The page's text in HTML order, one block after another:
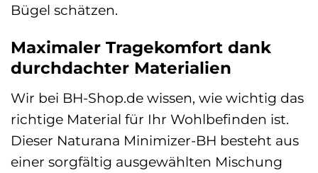
Bügel schätzen.
Maximaler Tragekomfort dank
durchdachter Materialien
Wir bei BH-Shop.de wissen, wie wichtig das
richtige Material für Ihr Wohlbefinden ist.
Dieser Naturana Minimizer-BH besteht aus
einer sorgfältig ausgewählten Mischung